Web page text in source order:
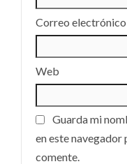
Correo electrónico
Web
Guarda mi
en este navegador
comente.